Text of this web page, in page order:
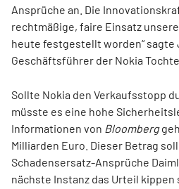
Ansprüche an. Die
rechtmäßige, faire Einsatz
heute festgestellt worden“ sagte
Geschäftsführer der Nokia
Sollte Nokia den Verkaufsstopp
müsste es eine hohe
Informationen von Bloomberg
Milliarden Euro. Dieser Betrag
Schadensersatz-Ansprüche
nächste Instanz das Urteil kippen